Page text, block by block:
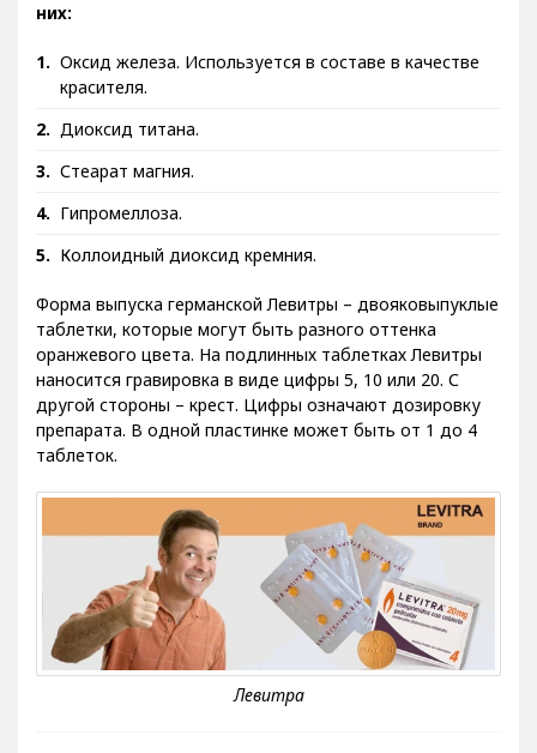
них:
Оксид железа. Используется в составе в качестве
красителя.
Диоксид титана.
Стеарат магния.
Гипромеллоза.
Коллоидный диоксид кремния.
Форма выпуска германской Левитры – двояковыпуклые
таблетки, которые могут быть разного оттенка
оранжевого цвета. На подлинных таблетках Левитры
наносится гравировка в виде цифры 5, 10 или 20. С
другой стороны – крест. Цифры означают дозировку
препарата. В одной пластинке может быть от 1 до 4
таблеток.